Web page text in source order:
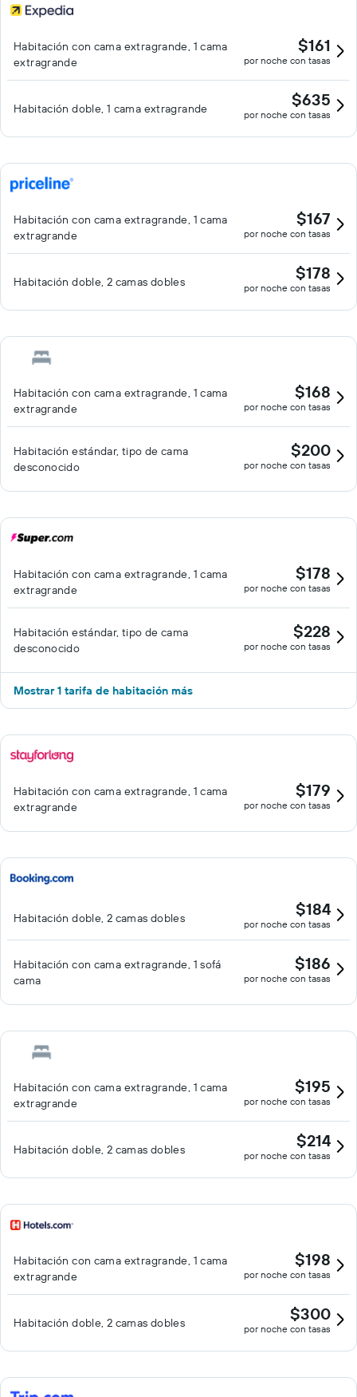
Habitación con cama extragrande, 1 cama
extragrande
$161
por noche con tasas
Habitación doble, 1 cama extragrande $635
por noche con tasas
Habitación con cama extragrande, 1 cama
extragrande
$167
por noche con tasas
Habitación doble, 2 camas dobles $178
por noche con tasas
Habitación con cama extragrande, 1 cama
extragrande
$168
por noche con tasas
Habitación estándar, tipo de cama
desconocido
$200
por noche con tasas
Habitación con cama extragrande, 1 cama
extragrande
$178
por noche con tasas
Habitación estándar, tipo de cama
desconocido
$228
por noche con tasas
Mostrar 1 tarifa de habitación más
Habitación con cama extragrande, 1 cama
extragrande
$179
por noche con tasas
Habitación doble, 2 camas dobles $184
por noche con tasas
Habitación con cama extragrande, 1 sofá
cama
$186
por noche con tasas
Habitación con cama extragrande, 1 cama
extragrande
$195
por noche con tasas
Habitación doble, 2 camas dobles $214
por noche con tasas
Habitación con cama extragrande, 1 cama
extragrande
$198
por noche con tasas
Habitación doble, 2 camas dobles $300
por noche con tasas